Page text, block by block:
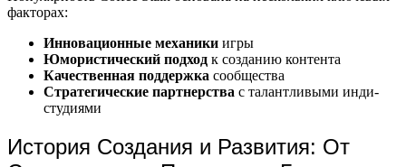
факторах:
Инновационные механики игры
Юмористический подход к созданию контента
Качественная поддержка сообщества
Стратегические партнерства с талантливыми инди-
студиями
История Создания и Развития: От